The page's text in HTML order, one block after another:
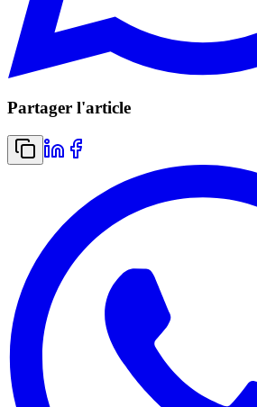
Partager l'article